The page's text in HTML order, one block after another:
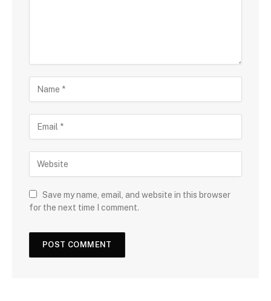
Save my name, email, and website in this browser
for the next time I comment.